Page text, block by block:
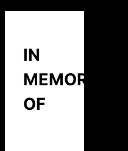
IN
MEMORY
OF